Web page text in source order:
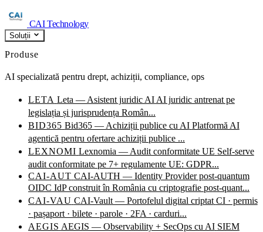
CAI Technology
Soluții
Produse
AI specializată pentru drept, achiziții, compliance, ops
LETA Leta — Asistent juridic AI AI juridic antrenat pe
legislația și jurisprudența Român...
BID365 Bid365 — Achiziții publice cu AI Platformă AI
agentică pentru ofertare achiziții publice ...
LEXNOMI Lexnomia — Audit conformitate UE Self-serve
audit conformitate pe 7+ regulamente UE: GDPR...
CAI-AUT CAI-AUTH — Identity Provider post-quantum
OIDC IdP construit în România cu criptografie post-quant...
CAI-VAU CAI-Vault — Portofelul digital criptat CI · permis
· pașaport · bilete · parole · 2FA · carduri...
AEGIS AEGIS — Observability + SecOps cu AI SIEM